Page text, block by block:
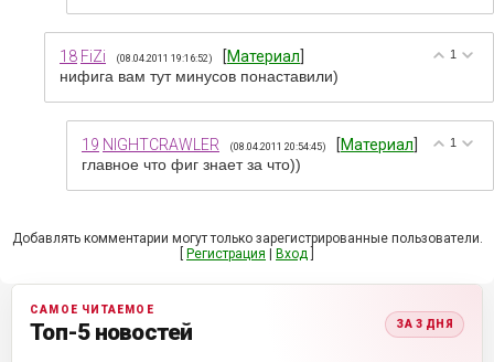
1
18 FiZi (08.04.2011 19:16:52) [Материал
нифига вам тут минусов понаставили)
1
19 NIGHTCRAWLER (08.04.2011 20:54:45) [Материал
главное что фиг знает за что))
Добавлять комментарии могут только зарегистрированные пользователи.
Регистрация Вход
САМОЕ ЧИТАЕМОЕ
Топ-5 новостей ЗА 3 ДНЯ